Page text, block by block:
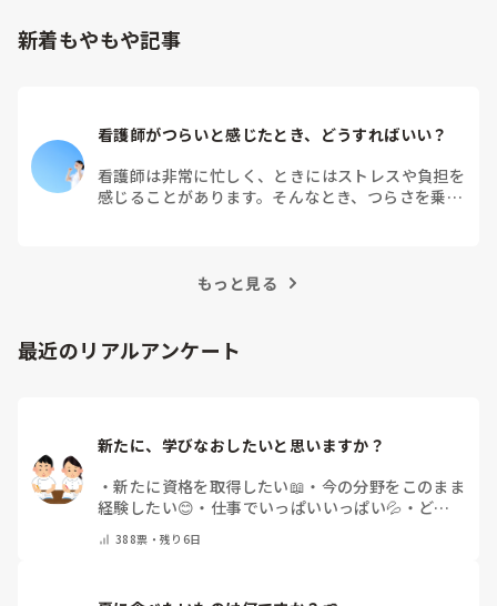
新着もやもや記事
看護師がつらいと感じたとき、どうすればいい？
看護師は非常に忙しく、ときにはストレスや負担を
感じることがあります。そんなとき、つらさを乗り
もっと見る
最近のリアルアンケート
新たに、学びなおしたいと思いますか？
・新たに資格を取得したい📖 ・ 今の分野をこのまま
経験したい😊 ・ 仕事でいっぱいいっぱい💦 ・ どん
教えてください）
388票・残り6日